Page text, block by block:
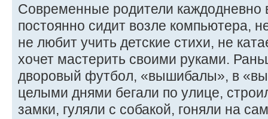
Современные родители каждодневно
постоянно сидит возле компьютера,
не любит учить детские стихи, не
хочет мастерить своими руками.
дворовый футбол, «вышибалы», в
целыми днями бегали по улице,
замки, гуляли с собакой, гоняли на